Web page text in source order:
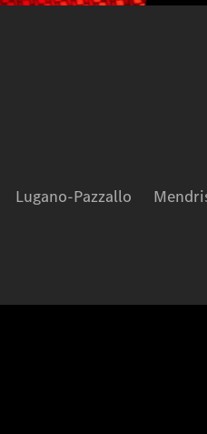
Lugano-Pazzallo